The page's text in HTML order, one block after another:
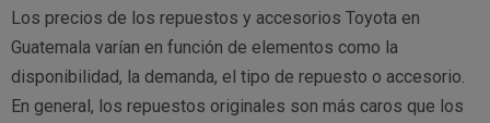
Los precios de los repuestos y accesorios Toyota en
Guatemala varían en función de elementos como la
disponibilidad, la demanda, el tipo de repuesto o accesorio.
En general, los repuestos originales son más caros que los